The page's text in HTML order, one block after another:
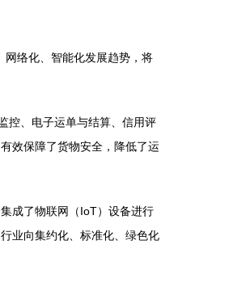
网络化、智能化发展趋势，将
控、电子运单与结算、信用评
效保障了货物安全，降低了运
成了物联网（IoT）设备进行
业向集约化、标准化、绿色化